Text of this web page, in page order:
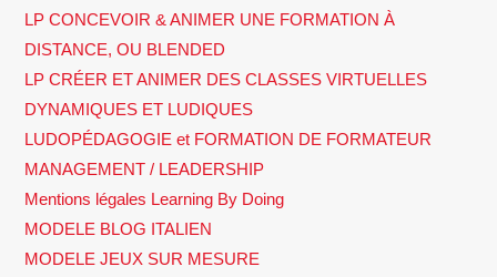
LP CONCEVOIR & ANIMER UNE FORMATION À
DISTANCE, OU BLENDED
LP CRÉER ET ANIMER DES CLASSES VIRTUELLES
DYNAMIQUES ET LUDIQUES
LUDOPÉDAGOGIE et FORMATION DE FORMATEUR
MANAGEMENT / LEADERSHIP
Mentions légales Learning By Doing
MODELE BLOG ITALIEN
MODELE JEUX SUR MESURE